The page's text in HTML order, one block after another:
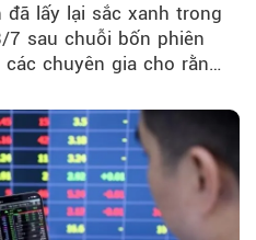
lấy lại sắc xanh trong
7 sau chuỗi bốn phiên
chuyên gia cho rằng